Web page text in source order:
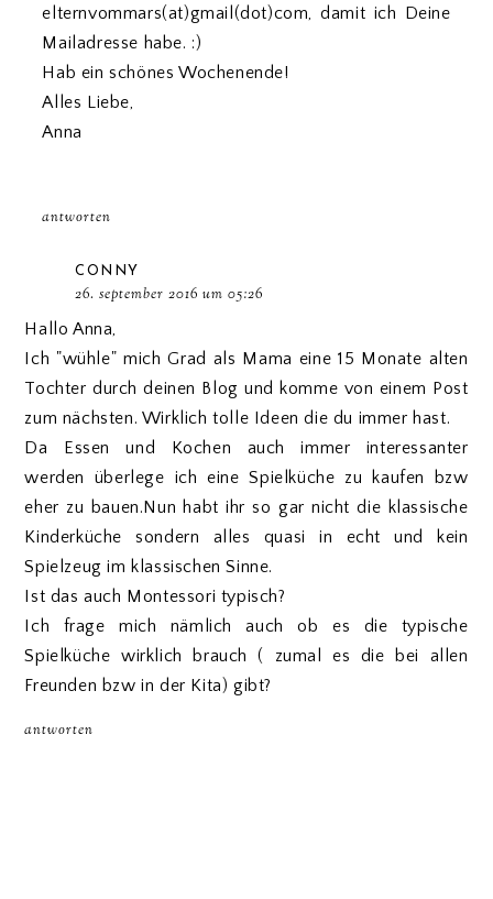
elternvommars(at)gmail(dot)com, damit ich Deine
Mailadresse habe. :)
Hab ein schönes Wochenende!
Alles Liebe,
Anna
antworten
CONNY
26. september 2016 um 05:26
Hallo Anna,
Ich "wühle" mich Grad als Mama eine 15 Monate alten
Tochter durch deinen Blog und komme von einem Post
zum nächsten. Wirklich tolle Ideen die du immer hast.
Da Essen und Kochen auch immer interessanter
werden überlege ich eine Spielküche zu kaufen bzw
eher zu bauen.Nun habt ihr so gar nicht die klassische
Kinderküche sondern alles quasi in echt und kein
Spielzeug im klassischen Sinne.
Ist das auch Montessori typisch?
Ich frage mich nämlich auch ob es die typische
Spielküche wirklich brauch ( zumal es die bei allen
Freunden bzw in der Kita) gibt?
antworten